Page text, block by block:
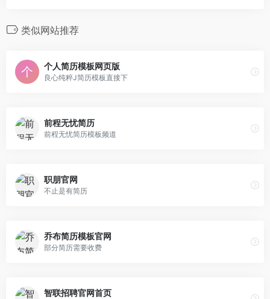
类似网站推荐
个人简历模板网页版
良心纯粹J简历模板直接下
前程无忧简历
前程无忧简历模板频道
职朋官网
不止是有简历
乔布简历模板官网
部分简历需要收费
智联招聘官网首页